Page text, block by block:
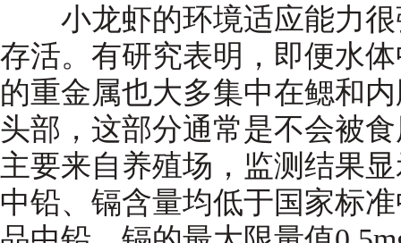
小龙虾的环境适应能力很
存活。有研究表明，即便水
的重金属也大多集中在鳃和
头部，这部分通常是不会被
主要来自养殖场，监测结果
中铅、镉含量均低于国家标